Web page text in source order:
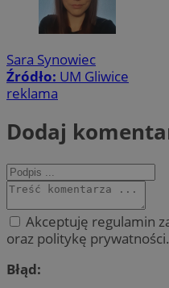
Sara Synowiec
Źródło: UM Gliwice
reklama
Dodaj
Akceptuję regulamin
oraz politykę prywatności.
Błąd: